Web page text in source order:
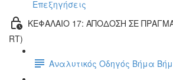
Επεξηγήσεις
ΚΕΦΑΛΑΙΟ 17: ΑΠΟΔΟΣΗ ΣΕ
RT)
Αναλυτικός Οδηγός Βήμα